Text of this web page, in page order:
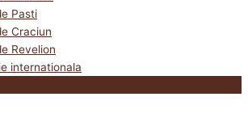
Pasti
Craciun
Revelion
internationala